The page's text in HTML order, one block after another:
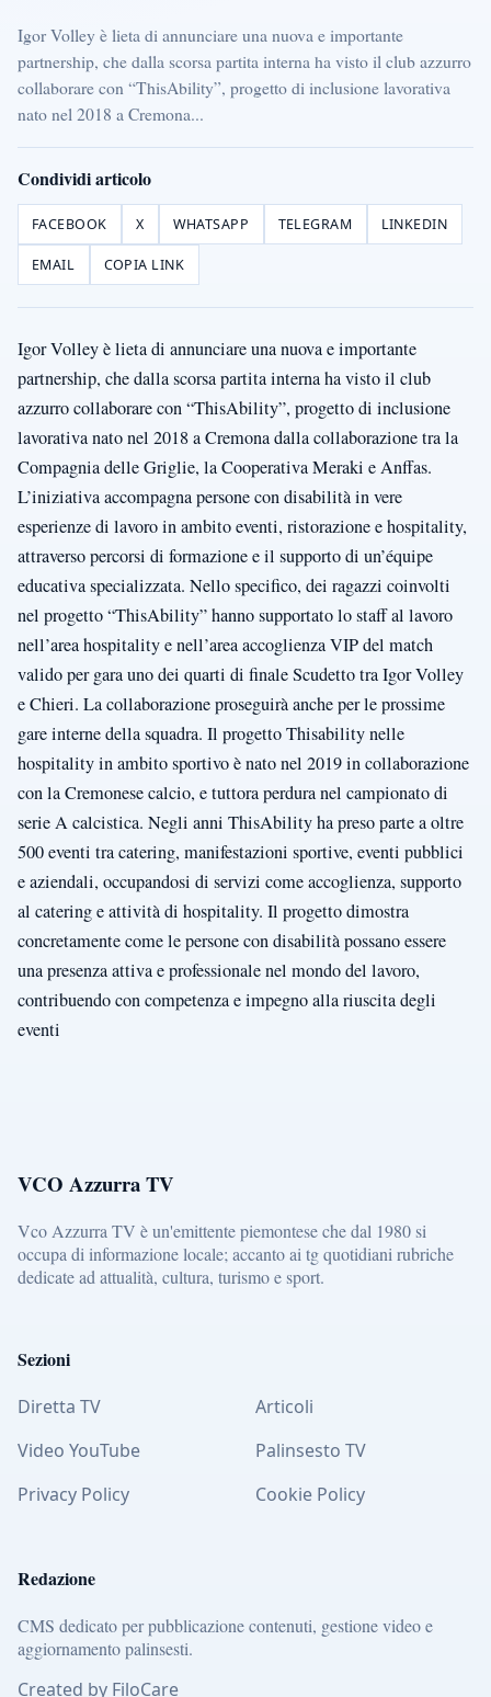
Igor Volley è lieta di annunciare una nuova e importante
partnership, che dalla scorsa partita interna ha visto il club azzurro
collaborare con “ThisAbility”, progetto di inclusione lavorativa
nato nel 2018 a Cremona...
Condividi articolo
FACEBOOK X WHATSAPP TELEGRAM LINKEDIN
EMAIL COPIA LINK
Igor Volley è lieta di annunciare una nuova e importante
partnership, che dalla scorsa partita interna ha visto il club
azzurro collaborare con “ThisAbility”, progetto di inclusione
lavorativa nato nel 2018 a Cremona dalla collaborazione tra la
Compagnia delle Griglie, la Cooperativa Meraki e Anffas.
L’iniziativa accompagna persone con disabilità in vere
esperienze di lavoro in ambito eventi, ristorazione e hospitality,
attraverso percorsi di formazione e il supporto di un’équipe
educativa specializzata. Nello specifico, dei ragazzi coinvolti
nel progetto “ThisAbility” hanno supportato lo staff al lavoro
nell’area hospitality e nell’area accoglienza VIP del match
valido per gara uno dei quarti di finale Scudetto tra Igor Volley
e Chieri. La collaborazione proseguirà anche per le prossime
gare interne della squadra. Il progetto Thisability nelle
hospitality in ambito sportivo è nato nel 2019 in collaborazione
con la Cremonese calcio, e tuttora perdura nel campionato di
serie A calcistica. Negli anni ThisAbility ha preso parte a oltre
500 eventi tra catering, manifestazioni sportive, eventi pubblici
e aziendali, occupandosi di servizi come accoglienza, supporto
al catering e attività di hospitality. Il progetto dimostra
concretamente come le persone con disabilità possano essere
una presenza attiva e professionale nel mondo del lavoro,
contribuendo con competenza e impegno alla riuscita degli
eventi
VCO Azzurra TV
Vco Azzurra TV è un'emittente piemontese che dal 1980 si
occupa di informazione locale; accanto ai tg quotidiani rubriche
dedicate ad attualità, cultura, turismo e sport.
Sezioni
Diretta TV
Articoli
Video YouTube
Palinsesto TV
Privacy Policy
Cookie Policy
Redazione
CMS dedicato per pubblicazione contenuti, gestione video e
aggiornamento palinsesti.
Created by FiloCare